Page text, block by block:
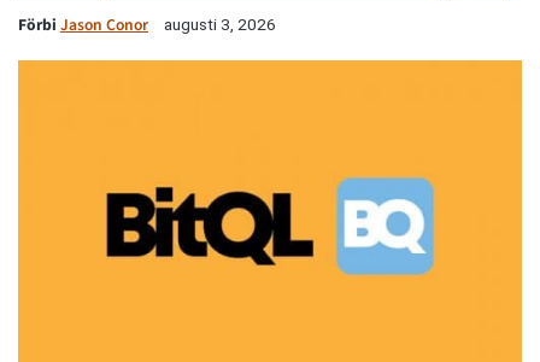
Förbi Jason Conor augusti 3, 2026